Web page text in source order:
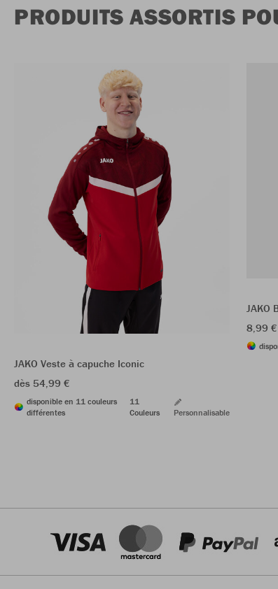
PRODUITS ASSORTIS
JAKO Veste à capuche Iconic
dès 54,99 €
disponible en 11 couleurs
différentes
11
Couleurs
Personnalisable
JAKO
8,99 €